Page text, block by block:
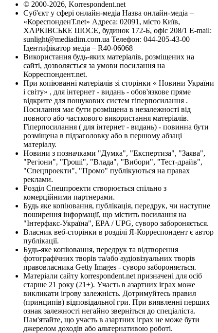
© 2000-2026, Korrespondent.net
Суб'єкт у сфері онлайн-медіа Назва онлайн-медіа –
«КореспонденТ.net» Адреса: 02091, місто Київ,
ХАРКІВСЬКЕ ШОСЕ, будинок 172-Б, офіс 208/1 E-mail:
sunlight@mediadim.com.ua Телефон: 044-205-43-00
Ідентифікатор медіа – R40-06068
Використання будь-яких матеріалів, розміщених на
сайті, дозволяється за умови посилання на
Корреспондент.net.
При копіюванні матеріалів зі сторінки « Новини України
і світу» , для інтернет - видань - обов'язкове пряме
відкрите для пошукових систем гіперпосилання .
Посилання має бути розміщена в незалежності від
повного або часткового використання матеріалів.
Гіперпосилання ( для інтернет - видань) - повинна бути
розміщена в підзаголовку або в першому абзаці
матеріалу.
Новини з позначками "Думка", "Експертиза", "Заява",
"Регіони", "Гроші", "Влада", "Вибори", "Тест-драйв",
"Спецпроекти", "Промо" публікуються на правах
реклами.
Розділ Спецпроекти створюється спільно з
комерційними партнерами.
Будь яке копіювання, публікація, передрук, чи наступне
поширення інформації, що містить посилання на
"Інтерфакс-Україна", EPA / UPG, суворо забороняється.
Власник веб-сторінки в розділі Я-Корреспондент є автор
публікації.
Будь-яке копіювання, передрук та відтворення
фотографічних творів та/або аудіовізуальних творів
правовласника Getty Images - суворо забороняється.
Матеріали сайту korrespondent.net призначені для осіб
старше 21 року (21+). Участь в азартних іграх може
викликати ігрову залежність. Дотримуйтесь правил
(принципів) відповідальної гри. При виявленні перших
ознак залежності негайно зверніться до спеціаліста.
Пам'ятайте, що участь в азартних іграх не може бути
джерелом доходів або альтернативою роботі.